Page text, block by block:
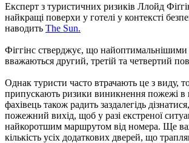
Експерт з туристичних ризиків Ллойд
найкращі поверхи у готелі у контексті
наводить The Sun.
Фіггінс стверджує, що найоптимальнішими
вважаються другий, третій та четвертий
Однак туристи часто втрачають це з виду,
припускають ризики виникнення пожежі в
фахівець також радить заздалегідь
пожежний вихід, щоб у разі екстреної
найкоротшим маршрутом від номера. Ще
кількість усіх додаткових дверей, що